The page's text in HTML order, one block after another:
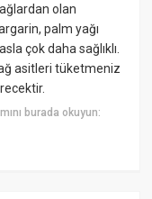
olan
palm yağı
çok daha sağlıklı.
asitleri tüketmeniz
burada okuyun: